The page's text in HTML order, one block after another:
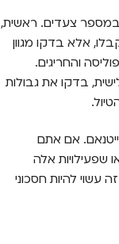
במספר צעדים. ראשית,
אלא בדקו מגוון
והחריגים.
בדקו את גבולות
אם אתם
שפעילויות אלה
עשוי להיות חסכוני